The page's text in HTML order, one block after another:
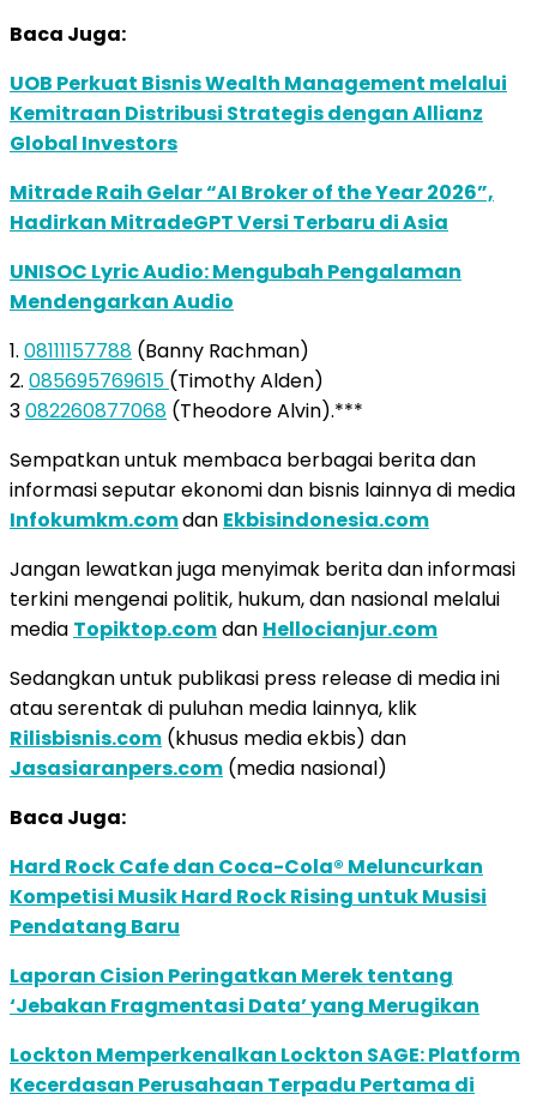
Baca Juga:
UOB Perkuat Bisnis Wealth Management melalui
Kemitraan Distribusi Strategis dengan Allianz
Global Investors
Mitrade Raih Gelar “AI Broker of the Year 2026”,
Hadirkan MitradeGPT Versi Terbaru di Asia
UNISOC Lyric Audio: Mengubah Pengalaman
Mendengarkan Audio
1. 08111157788 (Banny Rachman)
2. 085695769615 (Timothy Alden)
3082260877068 (Theodore Alvin).***
Sempatkan untuk membaca berbagai berita dan
informasi seputar ekonomi dan bisnis lainnya di media
Infokumkm.comdan Ekbisindonesia.com
Jangan lewatkan juga menyimak berita dan informasi
terkini mengenai politik, hukum, dan nasional melalui
media Topiktop.comdan Hellocianjur.com
Sedangkan untuk publikasi press release di media ini
atau serentak di puluhan media lainnya, klik
Rilisbisnis.com (khusus media ekbis) dan
Jasasiaranpers.com (media nasional)
Baca Juga:
Hard Rock Cafe dan Coca-Cola® Meluncurkan
Kompetisi Musik Hard Rock Rising untuk Musisi
Pendatang Baru
Laporan Cision Peringatkan Merek tentang
‘Jebakan Fragmentasi Data’ yang Merugikan
Lockton Memperkenalkan Lockton SAGE: Platform
Kecerdasan Perusahaan Terpadu Pertama di